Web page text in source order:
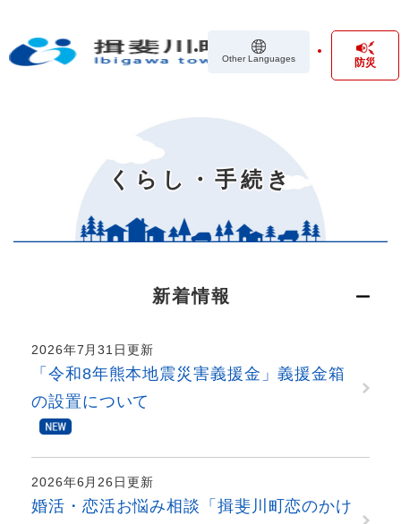
の
Other Languages 防災
くらし・手続き
新着情報
2026年7月31日更新
「令和8年熊本地震災害義援金」義援金箱
の設置について
2026年6月26日更新
婚活・恋活お悩み相談「揖斐川町恋のかけ